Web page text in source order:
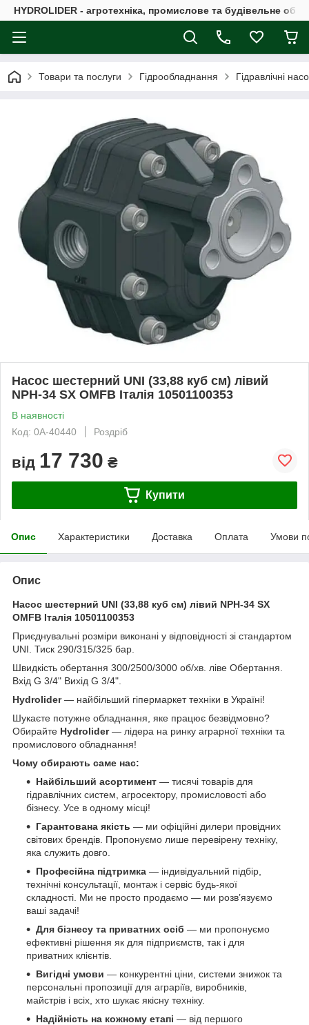
HYDROLIDER - агротехніка, промислове та будівельне
Товари та послуги Гідрообладнання Гідравлічні
Насос шестерний UNI (33,88 куб см) лівий
NPH-34 SX OMFB Італія 10501100353
В наявності
Код: 0А-40440
Роздріб
від 17 730 ₴
Купити
Опис Характеристики Доставка Оплата Умови
Опис
Насос шестерний UNI (33,88 куб см) лівий NPH-34 SX
OMFB Італія 10501100353
Приєднувальні розміри виконані у відповідності зі стандартом
UNI. Тиск 290/315/325 бар.
Швидкість обертання 300/2500/3000 об/хв. ліве Обертання.
Вхід G 3/4" Вихід G 3/4".
Hydrolider— найбільший гіпермаркет техніки в Україні!
Шукаєте потужне обладнання, яке працює безвідмовно?
Обирайте Hydrolider— лідера на ринку аграрної техніки та
промислового обладнання!
Чому обирають саме нас:
Найбільший асортимент — тисячі товарів для
гідравлічних систем, агросектору, промисловості або
бізнесу. Усе в одному місці!
Гарантована якість — ми офіційні дилери провідних
світових брендів. Пропонуємо лише перевірену техніку,
яка служить довго.
Професійна підтримка — індивідуальний підбір,
технічні консультації, монтаж і сервіс будь-якої
складності. Ми не просто продаємо — ми розв’язуємо
ваші задачі!
Для бізнесу та приватних осіб — ми пропонуємо
ефективні рішення як для підприємств, так і для
приватних клієнтів.
Вигідні умови — конкурентні ціни, системи знижок та
персональні пропозиції для аграріїв, виробників,
майстрів і всіх, хто шукає якісну техніку.
Надійність на кожному етапі — від першого